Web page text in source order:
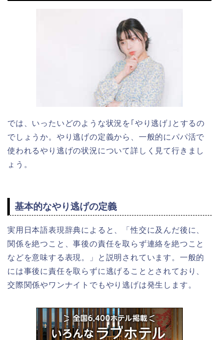
では、いったいどのような状況を｢やり逃げ｣とするの
でしょうか。やり逃げの定義から、一般的にパパ活で
使われるやり逃げの状況について詳しく見て行きまし
ょう。
基本的なやり逃げの定義
実用日本語表現辞典によると、「性交に及んだ後に、
関係を絶つこと、事後の責任を取らず連絡を絶つこと
などを意味する表現。」と説明されています。一般的
には事後に責任を取らずに逃げることとされており、
交際関係やワンナイトでもやり逃げは発生します。